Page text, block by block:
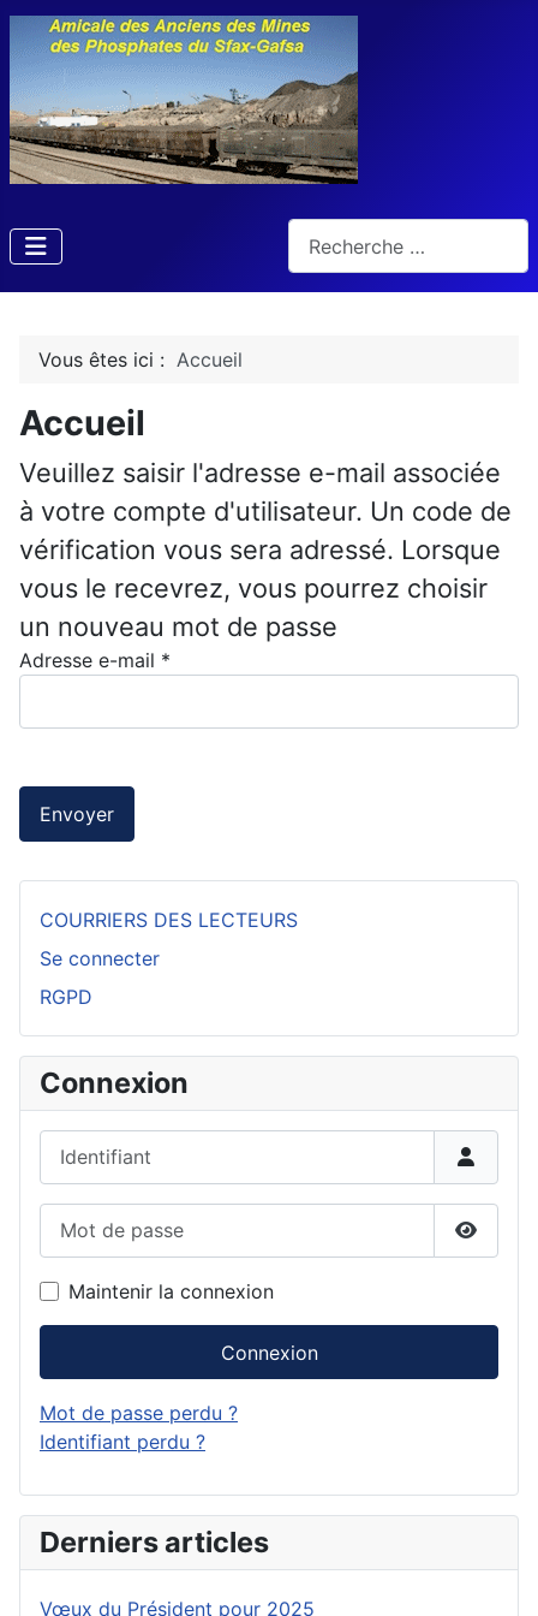
COURRIERS DES LECTEURS
Se connecter
RGPD
Connexion
Maintenir la connexion
Connexion
Mot de passe perdu ?
Identifiant perdu ?
Derniers articles
Vœux du Président pour 2025
Vous êtes ici : Accueil
Accueil
Veuillez saisir l'adresse e-mail associée
à votre compte d'utilisateur. Un code de
vérification vous sera adressé. Lorsque
vous le recevrez, vous pourrez choisir
un nouveau mot de passe
Adresse e-mail *
Envoyer